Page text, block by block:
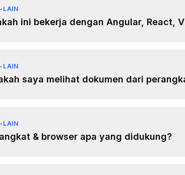
LAIN
ini bekerja dengan Angular, React,
LAIN
saya melihat dokumen dari
LAIN
& browser apa yang didukung?